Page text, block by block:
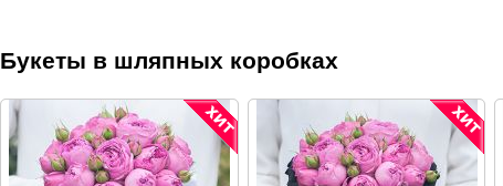
Букеты в шляпных коробках